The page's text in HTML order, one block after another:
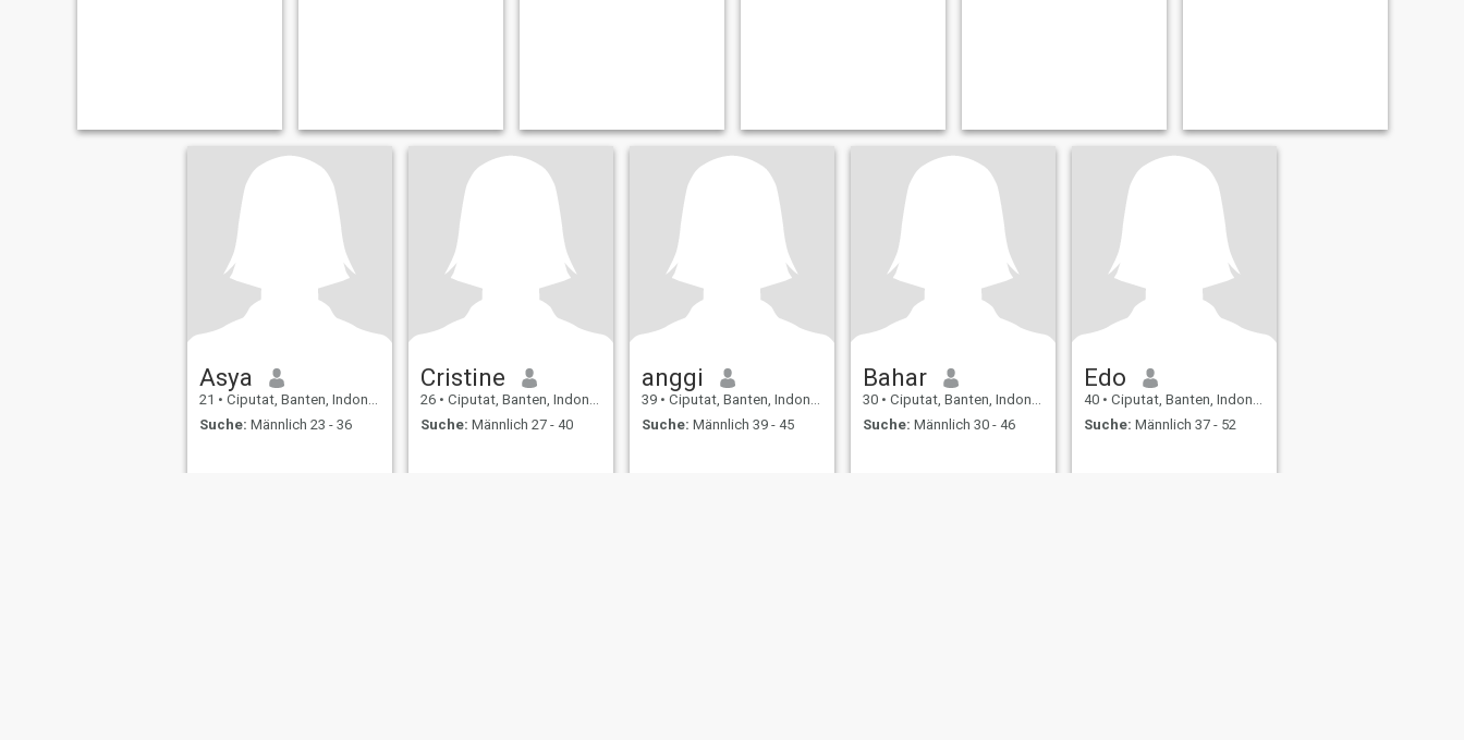
Asya
21 • Ciputat, Banten, Indonesien
Suche: Männlich 23 - 36
Cristine
26 • Ciputat, Banten, Indonesien
Suche: Männlich 27 - 40
anggi
39 • Ciputat, Banten, Indonesien
Suche: Männlich 39 - 45
Bahar
30 • Ciputat, Banten, Indonesien
Suche: Männlich 30 - 46
Edo
40 • Ciputat, Banten, Indonesien
Suche: Männlich 37 - 52